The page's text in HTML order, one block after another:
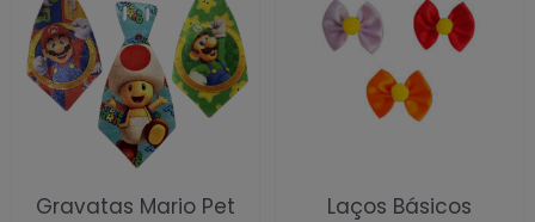
Gravatas Mario Pet
Laços Básicos